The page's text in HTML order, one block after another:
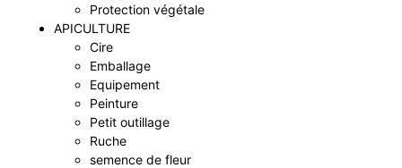
Protection végétale
APICULTURE
Cire
Emballage
Equipement
Peinture
Petit outillage
Ruche
semence de fleur